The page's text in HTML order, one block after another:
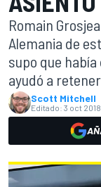
Romain
Alemania de
supo que
ayudó a
Scott Mitchell
Editado: 3 oct